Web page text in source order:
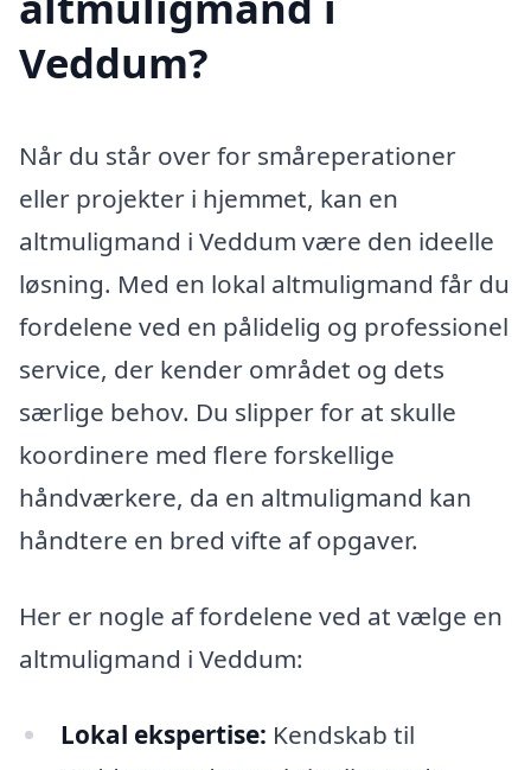
Veddum?
Når du står over for småreperationer
eller projekter i hjemmet, kan en
altmuligmand i Veddum være den ideelle
løsning. Med en lokal altmuligmand får du
fordelene ved en pålidelig og professionel
service, der kender området og dets
særlige behov. Du slipper for at skulle
koordinere med flere forskellige
håndværkere, da en altmuligmand kan
håndtere en bred vifte af opgaver.
Her er nogle af fordelene ved at vælge en
altmuligmand i Veddum:
Lokal ekspertise: Kendskab til